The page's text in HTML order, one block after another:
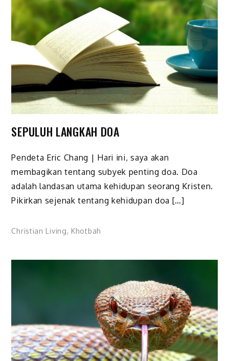
SEPULUH LANGKAH DOA
Pendeta Eric Chang | Hari ini, saya akan
membagikan tentang subyek penting doa. Doa
adalah landasan utama kehidupan seorang Kristen.
Pikirkan sejenak tentang kehidupan doa […]
Christian Living, Khotbah